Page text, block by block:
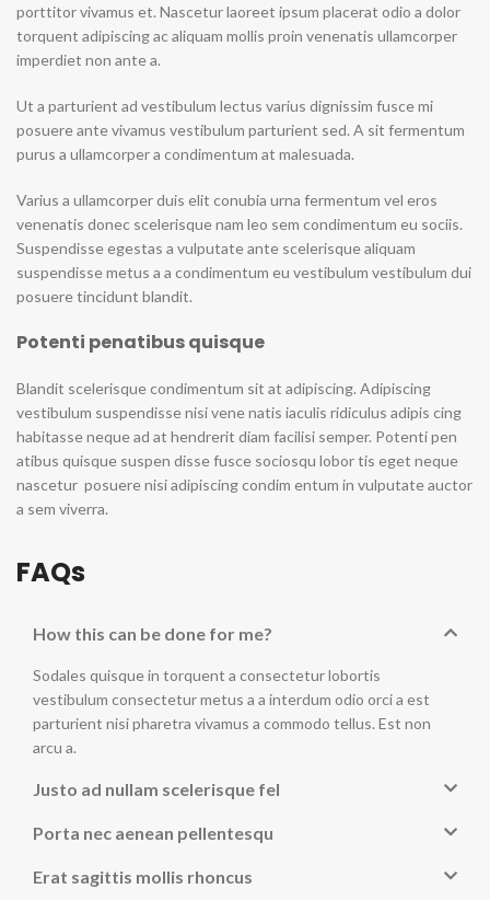
porttitor vivamus et. Nascetur laoreet ipsum placerat odio a dolor
torquent adipiscing ac aliquam mollis proin venenatis ullamcorper
imperdiet non ante a.
Ut a parturient ad vestibulum lectus varius dignissim fusce mi
posuere ante vivamus vestibulum parturient sed. A sit fermentum
purus a ullamcorper a condimentum at malesuada.
Varius a ullamcorper duis elit conubia urna fermentum vel eros
venenatis donec scelerisque nam leo sem condimentum eu sociis.
Suspendisse egestas a vulputate ante scelerisque aliquam
suspendisse metus a a condimentum eu vestibulum vestibulum dui
posuere tincidunt blandit.
Potenti penatibus quisque
Blandit scelerisque condimentum sit at adipiscing. Adipiscing
vestibulum suspendisse nisi vene natis iaculis ridiculus adipis cing
habitasse neque ad at hendrerit diam facilisi semper. Potenti pen
atibus quisque suspen disse fusce sociosqu lobor tis eget neque
nascetur posuere nisi adipiscing condim entum in vulputate auctor
a sem viverra.
FAQs
How this can be done for me?
Sodales quisque in torquent a consectetur lobortis
vestibulum consectetur metus a a interdum odio orci a est
parturient nisi pharetra vivamus a commodo tellus. Est non
arcu a.
Justo ad nullam scelerisque fel
Porta nec aenean pellentesqu
Erat sagittis mollis rhoncus